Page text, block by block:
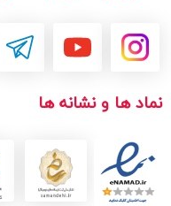
نماد ها و نشانه ها